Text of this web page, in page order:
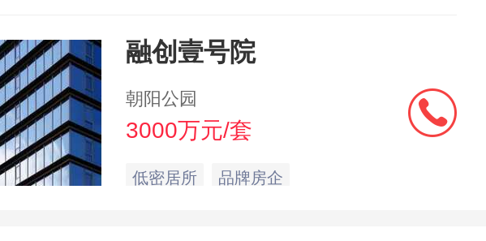
融创壹号院
朝阳公园
3000万元/套
低密居所 品牌房企